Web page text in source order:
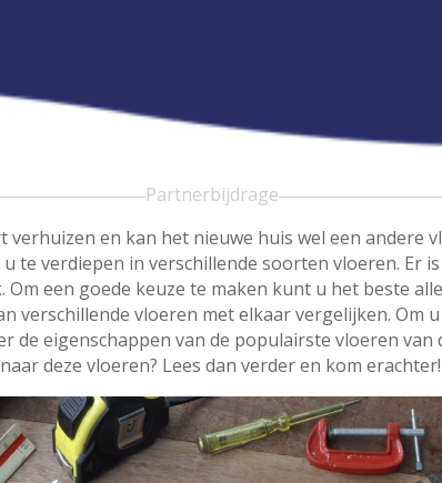
Partnerbijdrage
verhuizen en kan het nieuwe huis wel een andere
te verdiepen in verschillende soorten vloeren. Er
Om een goede keuze te maken kunt u het beste alle
verschillende vloeren met elkaar vergelijken. Om
de eigenschappen van de populairste vloeren van
deze vloeren? Lees dan verder en kom erachter!